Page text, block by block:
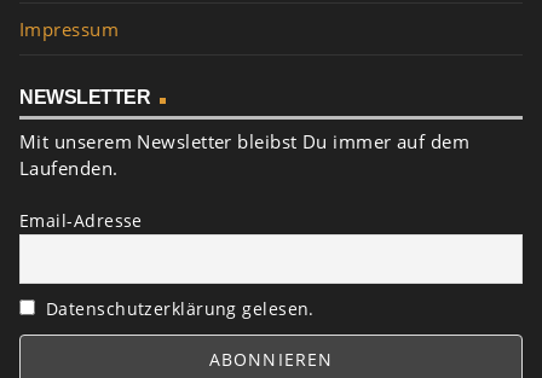
Impressum
NEWSLETTER
Mit unserem Newsletter bleibst Du immer auf dem
Laufenden.
Email-Adresse
Datenschutzerklärung gelesen.